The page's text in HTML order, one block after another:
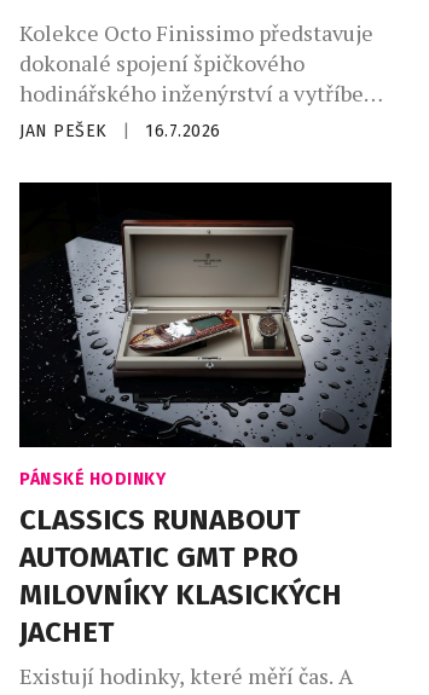
Kolekce Octo Finissimo představuje
dokonalé spojení špičkového
hodinářského inženýrství a vytříbené
italské estetiky. Prostřednictvím
definuje podobu současné elegance a
zároveň drží deset světových rekordů.
Každý model je mistrovským dílem,
které vyniká kombinací inovativních
materiálů a odvážných, vždy
originálních povrchových úprav.
Bulgari nyní rozšiřuje tuto ikonickou
kolekci o novou interpretaci modelu
Octo […]
JAN PEŠEK 16.7.2026
PÁNSKÉ HODINKY
CLASSICS RUNABOUT
AUTOMATIC GMT PRO
MILOVNÍKY KLASICKÝCH
JACHET
Existují hodinky, které měří čas. A